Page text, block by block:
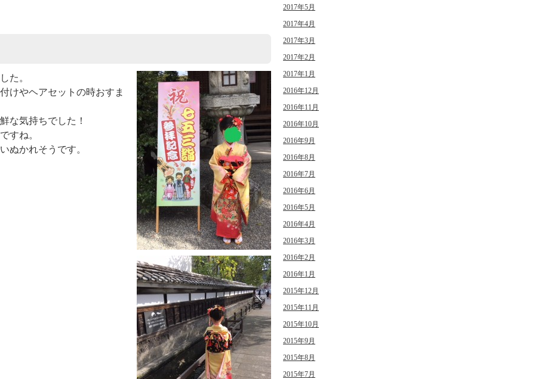
た。
けやヘアセットの時おすま
な気持ちでした！
すね。
ぬかれそうです。
2017年5月
2017年4月
2017年3月
2017年2月
2017年1月
2016年12月
2016年11月
2016年10月
2016年9月
2016年8月
2016年7月
2016年6月
2016年5月
2016年4月
2016年3月
2016年2月
2016年1月
2015年12月
2015年11月
2015年10月
2015年9月
2015年8月
2015年7月